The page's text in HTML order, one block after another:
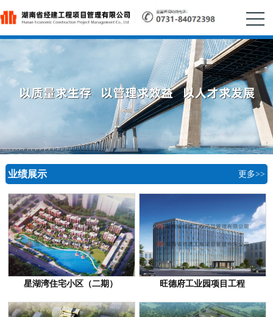
业绩展示 更多>>
星湖湾住宅小区（二期） 旺德府工业园项目工程